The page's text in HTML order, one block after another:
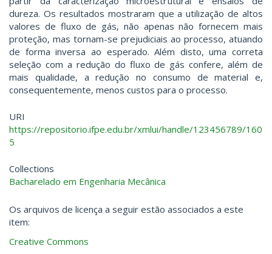
dureza. Os resultados mostraram que a utilização de altos
valores de fluxo de gás, não apenas não fornecem mais
proteção, mas tornam-se prejudiciais ao processo, atuando
de forma inversa ao esperado. Além disto, uma correta
seleção com a redução do fluxo de gás confere, além de
mais qualidade, a redução no consumo de material e,
consequentemente, menos custos para o processo.
URI
https://repositorio.ifpe.edu.br/xmlui/handle/123456789/160
5
Collections
Bacharelado em Engenharia Mecânica
Os arquivos de licença a seguir estão associados a este
item:
Creative Commons